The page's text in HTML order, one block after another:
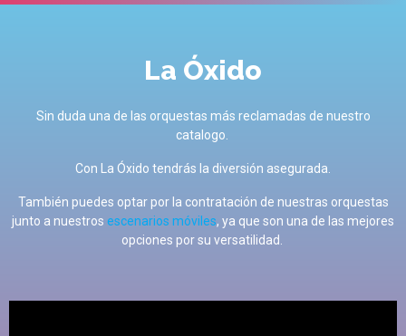
La Óxido
Sin duda una de las orquestas más reclamadas de nuestro
catalogo.
Con La Óxido tendrás la diversión asegurada.
También puedes optar por la contratación de nuestras orquestas
junto a nuestros escenarios móviles, ya que son una de las mejores
opciones por su versatilidad.